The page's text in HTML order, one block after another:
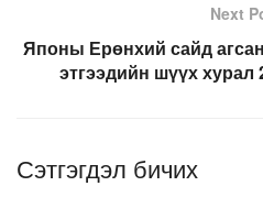
Next
Японы Ерөнхий сайд
этгээдийн шүүх хурал
Сэтгэгдэл бичих